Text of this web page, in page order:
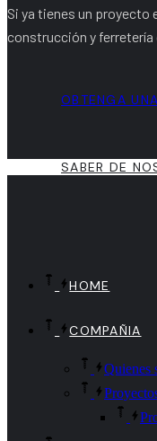
Si ya tienes un proyecto
construcción y ferretería
OBTENGA
SABER DE
HOME
COMPAÑIA
Quienes